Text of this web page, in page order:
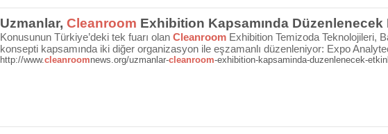
Uzmanlar, Cleanroom Exhibition Kapsamında
Konusunun Türkiye’deki tek fuarı olan Cleanroom Exhibition Temizoda Teknolojileri,
konsepti kapsamında iki diğer organizasyon ile eşzamanlı düzenleniyor: Expo
http://www.cleanroomnews.org/uzmanlar-cleanroom-exhibition-kapsaminda-duzenlenecek-